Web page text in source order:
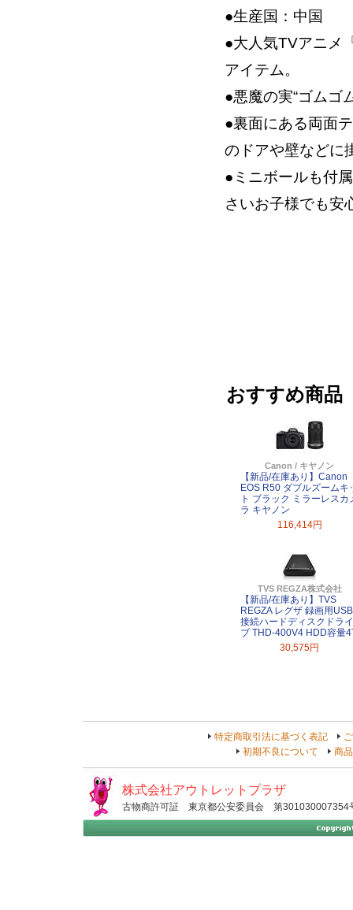
●生産国：中国
●大人気TVアニメ
アイテム。
●悪魔の実“ゴムゴ
●裏面にある両面
のドアや壁などに
●ミニボールも付
さいお子様でも安
おすすめ商品
Canon / キヤノン
【新品/在庫あり】Canon
EOS R50 ダブルズームキ
ト ブラック ミラーレスカ
ラ キヤノン
116,414円
TVS REGZA株式会社
【新品/在庫あり】TVS
REGZA レグザ 録画用USB
接続ハードディスクドライ
ブ THD-400V4 HDD容量
30,575円
特定商取引法に基づく表記
初期不良について
商
株式会社アウトレットプラザ
古物商許可証 東京都公安委員会 第301030007354